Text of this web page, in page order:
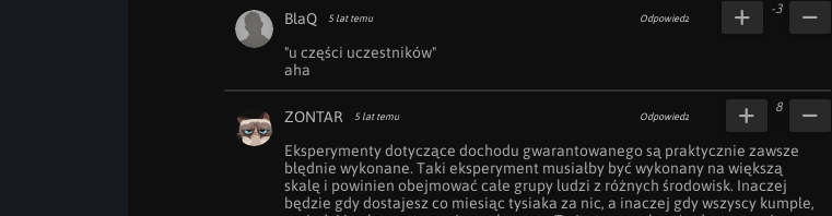
BlaQ 5 lat temu Odpowiedz
"u części uczestników"
aha
-3
ZONTAR 5 lat temu Odpowiedz
Eksperymenty dotyczące dochodu gwarantowanego są praktycznie zawsze
błędnie wykonane. Taki eksperyment musiałby być wykonany na większą
skalę i powinien obejmować całe grupy ludzi z różnych środowisk. Inaczej
będzie gdy dostajesz co miesiąc tysiaka za nic, a inaczej gdy wszyscy kumple,
8